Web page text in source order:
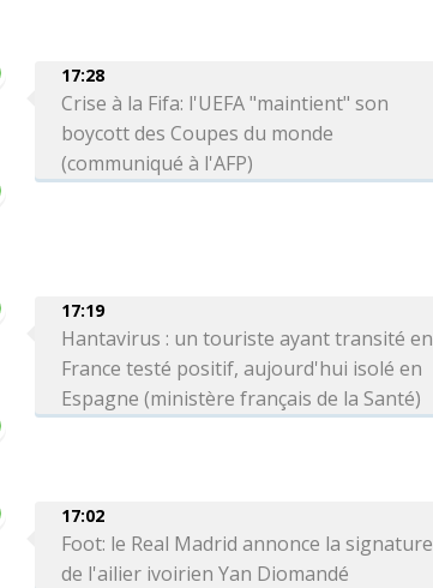
17:28
Crise à la Fifa: l'UEFA "maintient" son
boycott des Coupes du monde
(communiqué à l'AFP)
17:19
Hantavirus : un touriste ayant transité en
France testé positif, aujourd'hui isolé en
Espagne (ministère français de la Santé)
17:02
Foot: le Real Madrid annonce la signature
de l'ailier ivoirien Yan Diomandé